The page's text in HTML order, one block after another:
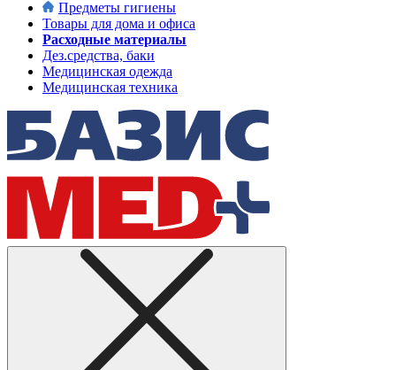
Предметы гигиены
Товары для дома и офиса
Расходные материалы
Дез.средства, баки
Медицинская одежда
Медицинская техника